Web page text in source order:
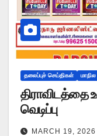
தலைப்புச் செய்திகள்
திராவிடத்தை
வெடிப்பு
MARCH 19, 2026